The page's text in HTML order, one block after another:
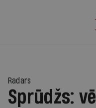
Radars
Sprūdžs: